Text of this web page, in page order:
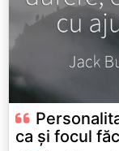
ca și focul